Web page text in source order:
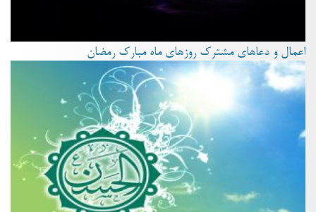
اعمال و دعاهای مشترک روزهای ماه مبارک رمضان